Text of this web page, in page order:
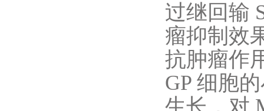
过继回输
瘤抑制效
抗肿瘤作
GP 细胞
生长，对